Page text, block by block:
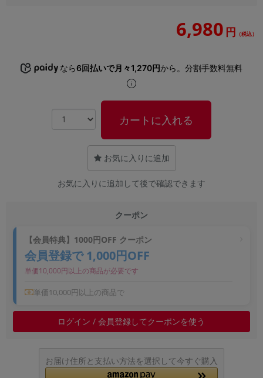
6,980 円 （税込）
なら6回払いで月々1,270円から。分割手数料無料
カートに入れる
お気に入りに追加
お気に入りに追加して後で確認できます
クーポン
【会員特典】1000円OFF クーポン
会員登録で 1,000円OFF
単価10,000円以上の商品が必要です
単価10,000円以上の商品で
ログイン / 会員登録してクーポンを使う
お届け住所と支払い方法を選択して今すぐ購入
ドライブ
「新品」「未使用」「中古」など
~
モニタサイズ
~